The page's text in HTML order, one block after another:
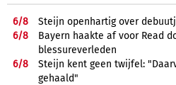
6/8
Steijn openhartig over
6/8
Bayern haakte af voor Read
blessureverleden
6/8
Steijn kent geen twijfel:
gehaald"